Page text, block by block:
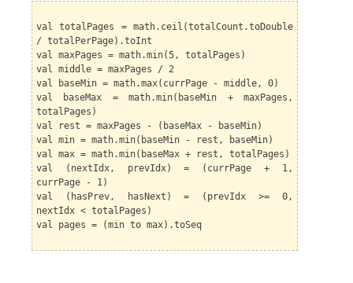
val totalPages = math.ceil(totalCount.toDouble
/ totalPerPage).toInt
val maxPages = math.min(5, totalPages)
val middle = maxPages / 2
val baseMin = math.max(currPage - middle, 0)
val baseMax = math.min(baseMin + maxPages,
totalPages)
val rest = maxPages - (baseMax - baseMin)
val min = math.min(baseMin - rest, baseMin)
val max = math.min(baseMax + rest, totalPages)
val (nextIdx, prevIdx) = (currPage + 1,
currPage - 1)
val (hasPrev, hasNext) = (prevIdx >= 0,
nextIdx < totalPages)
val pages = (min to max).toSeq